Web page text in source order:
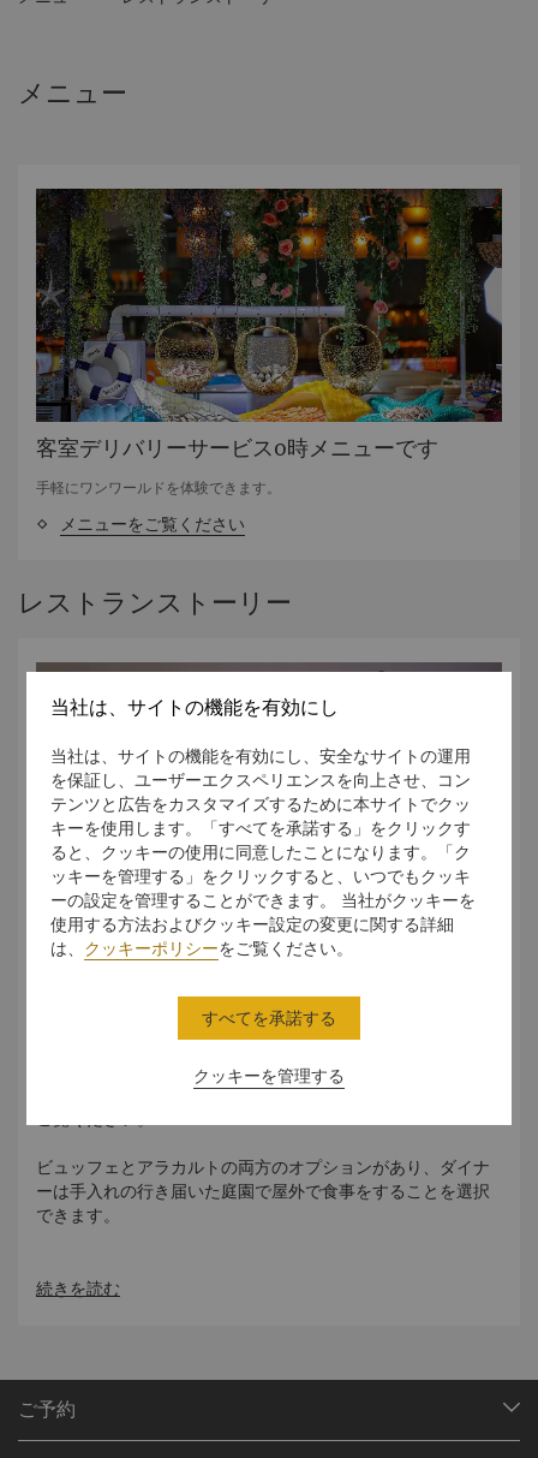
夕食:17時30分-21時(水~日)。
メニュー
客室デリバリーサービス0時メニューです
手軽にワンワールドを体験できます。
メニューをご覧ください
レストランストーリー
美食の旅に出る
ライブ クッキング ステーションのシェフが料理の腕前を披露
し、ダイナミックな終日営業のダイニング レストラン Café
Kong で美味しいアジア料理と西洋料理を作り上げる様子を
ビュッフェとアラカルトの両方のオプションがあり、ダイナ
ーは手入れの行き届いた庭園で屋外で食事をすることを選択
できます。
続きを読む
ご予約
当社は、サイトの機能を有効にし
当社は、サイトの機能を有効にし、安全なサイトの運用
を保証し、ユーザーエクスペリエンスを向上させ、コン
テンツと広告をカスタマイズするために本サイトでクッ
キーを使用します。「すべてを承諾する」をクリックす
ると、クッキーの使用に同意したことになります。「ク
ッキーを管理する」をクリックすると、いつでもクッキ
ーの設定を管理することができます。 当社がクッキーを
使用する方法およびクッキー設定の変更に関する詳細
は、 クッキーポリシーをご覧ください。
クッキーを管理する
すべてを承諾する